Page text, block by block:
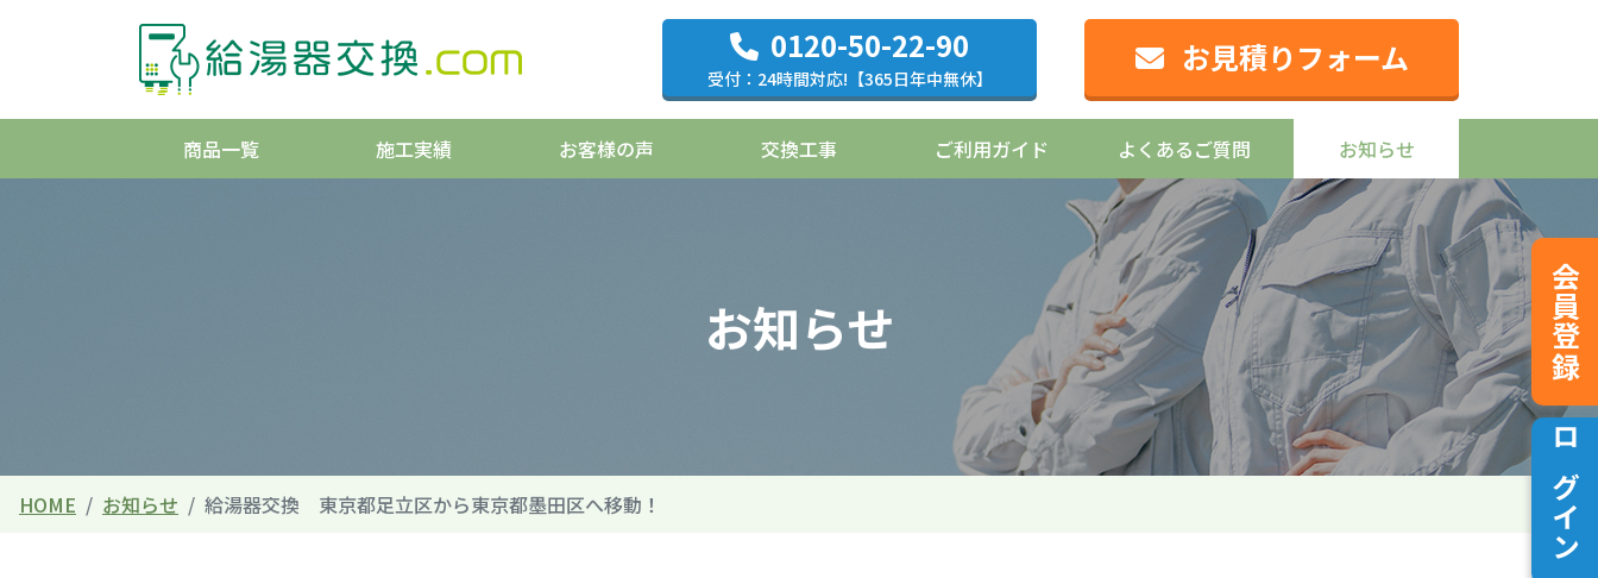
0120-50-22-90
受付：24時間対応!【365日年中無休】
お見積りフォーム
商品一覧 施工実績 お客様の声 交換工事 ご利用ガイド よくあるご質問 お知らせ
会員登録
ログイン
お知らせ
HOME お知らせ 給湯器交換 東京都足立区から東京都墨田区へ移動！